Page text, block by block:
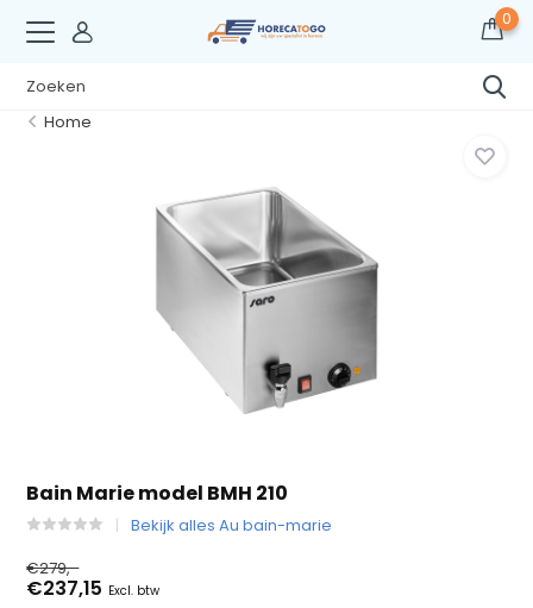
0
Home
Bain Marie model BMH 210
Bekijk alles Au bain-marie
€279,-
€237,15 Excl. btw